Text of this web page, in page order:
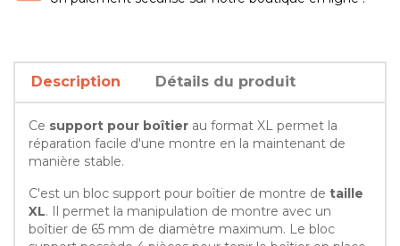
Description Détails du produit
Ce support pour boîtier au format XL permet la
réparation facile d'une montre en la maintenant de
manière stable.
C'est un bloc support pour boîtier de montre de taille
XL. Il permet la manipulation de montre avec un
boîtier de 65 mm de diamètre maximum. Le bloc